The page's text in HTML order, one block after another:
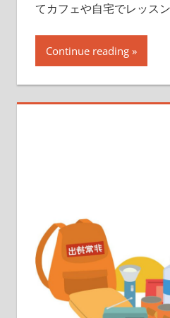
てカフェや自宅でレッス
Continue reading